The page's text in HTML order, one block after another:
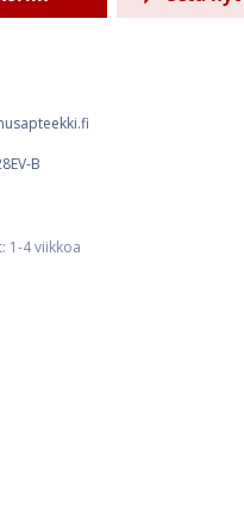
B
1-4 viikkoa